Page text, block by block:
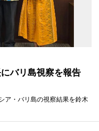
バリ島視察を報告
ア・バリ島の視察結果を鈴木